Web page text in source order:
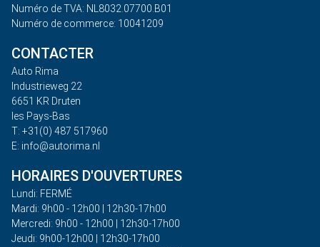
Numéro de TVA: NL8032.07700.B01
Numéro de commerce: 10041209
CONTACTER
Auto Rima
Industrieweg 22
6651 KR Druten
les Pays-Bas
T: +31(0) 487 517960
E: info@autorima.nl
HORAIRES D'OUVERTURES
Lundi: FERMÉ
Mardi: 9h00 - 12h00 | 12h30-17h00
Mercredi: 9h00 - 12h00 | 12h30-17h00
Jeudi: 9h00-12h00 | 12h30-17h00